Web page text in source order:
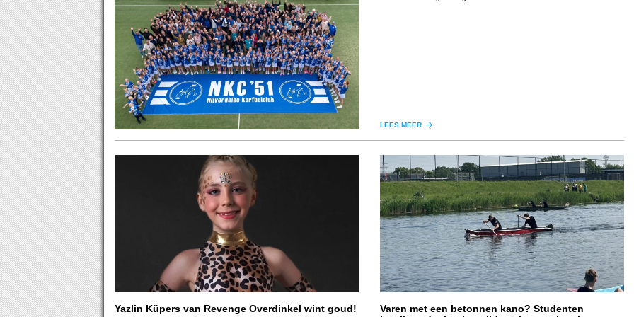
LEES MEER
Yazlin Küpers van Revenge Overdinkel wint goud!
Varen met een betonnen kano? Studenten